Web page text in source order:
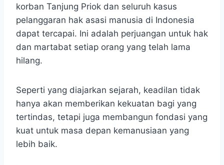
korban Tanjung Priok dan seluruh kasus
pelanggaran hak asasi manusia di Indonesia
dapat tercapai. Ini adalah perjuangan untuk hak
dan martabat setiap orang yang telah lama
hilang.
Seperti yang diajarkan sejarah, keadilan tidak
hanya akan memberikan kekuatan bagi yang
tertindas, tetapi juga membangun fondasi yang
kuat untuk masa depan kemanusiaan yang
lebih baik.